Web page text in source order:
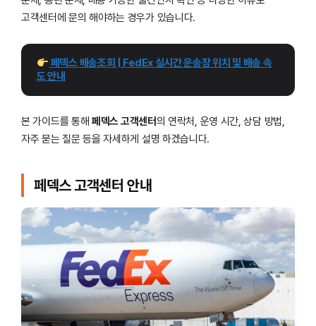
고객센터에 문의 해야하는 경우가 있습니다.
페덱스 배송조회 | FedEx 실시간 운송장 위치 및 배송 속
도 안내
본 가이드를 통해 페덱스 고객센터의 연락처, 운영 시간, 상담 방법,
자주 묻는 질문 등을 자세하게 설명 하겠습니다.
페덱스 고객센터 안내